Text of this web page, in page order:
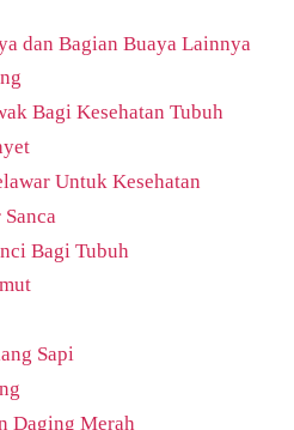
dan Bagian Buaya Lainnya
Bagi Kesehatan Tubuh
Untuk Kesehatan
Bagi Tubuh
Sapi
Daging Merah